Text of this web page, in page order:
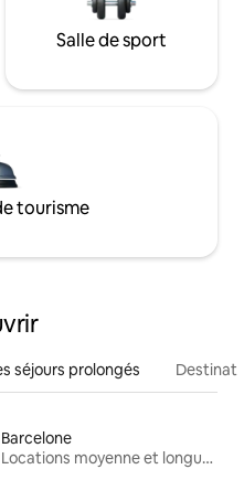
Salle de sport
tourisme
séjours prolongés
Barcelone
Locations moyenne et longue durée